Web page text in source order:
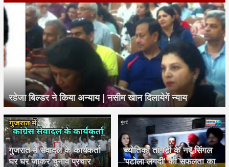
रहेजा बिल्डर ने किया अन्याय | नसीम खान दिलायेगें न्याय
गुजरात में सेवादल के कार्यकर्ता
घर घर जाकर चुनाव प्रचार
ज्योतिका तांगड़ी के नए सिंगल
'पटोला लगदी' की सफलता का